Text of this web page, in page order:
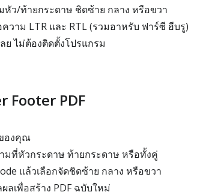
ว/ท้ายกระดาษ ชิดซ้าย กลาง หรือขวา
วาม LTR และ RTL (รวมอาหรับ ฟาร์ซี ฮีบรู)
ย ไม่ต้องติดตั้งโปรแกรม
Footer PDF
องคุณ
มที่หัวกระดาษ ท้ายกระดาษ หรือทั้งคู่
แล้วเลือกจัดชิดซ้าย กลาง หรือขวา
ลเพื่อสร้าง PDF ฉบับใหม่